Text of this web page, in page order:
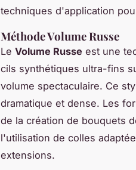
techniques d'application
Méthode Volume Russe
Le Volume Russe est une
cils synthétiques ultra-fins
volume spectaculaire. Ce
dramatique et dense. Les
de la création de bouquets
l'utilisation de colles
extensions.